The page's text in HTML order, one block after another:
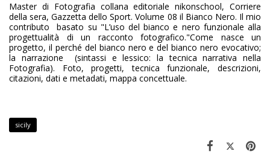
Master di Fotografia collana editoriale nikonschool, Corriere
della sera, Gazzetta dello Sport. Volume 08 il Bianco Nero. Il mio
contributo basato su "L’uso del bianco e nero funzionale alla
progettualità di un racconto fotografico."Come nasce un
progetto, il perché del bianco nero e del bianco nero evocativo;
la narrazione (sintassi e lessico: la tecnica narrativa nella
Fotografia). Foto, progetti, tecnica funzionale, descrizioni,
citazioni, dati e metadati, mappa concettuale.
sicily